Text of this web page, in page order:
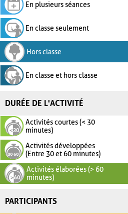
En plusieurs séances
En classe seulement
Hors classe
En classe et hors classe
DURÉE DE L'ACTIVITÉ
Activités courtes (< 30
minutes)
Activités développées
(Entre 30 et 60 minutes)
Activités élaborées (> 60
minutes)
PARTICIPANTS